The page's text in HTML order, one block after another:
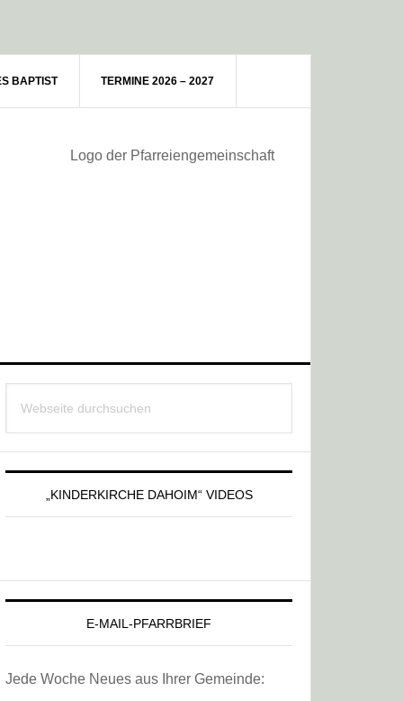
BAPTIST TERMINE 2026 – 2027
Haupt-
Sidebar
durchsuchen
„KINDERKIRCHE DAHOIM“ VIDEOS
E-MAIL-PFARRBRIEF
Jede Woche Neues aus Ihrer Gemeinde: